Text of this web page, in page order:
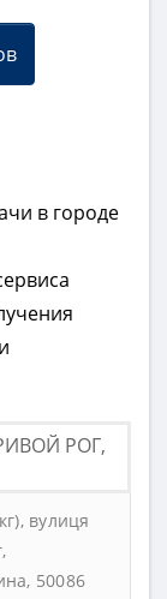
в городе
РОГ,
вулиця
50086